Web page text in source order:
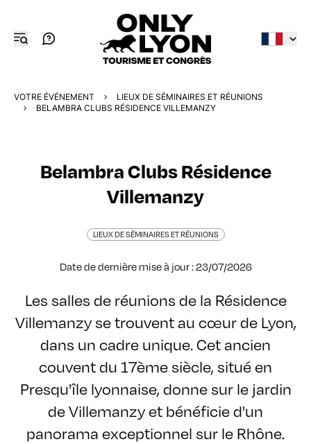
VOTRE ÉVÉNEMENT
LIEUX DE SÉMINAIRES ET RÉUNIONS
BELAMBRA CLUBS RÉSIDENCE VILLEMANZY
Belambra Clubs Résidence
Villemanzy
LIEUX DE SÉMINAIRES ET RÉUNIONS
Date de dernière mise à jour : 23/07/2026
Les salles de réunions de la Résidence
Villemanzy se trouvent au cœur de Lyon,
dans un cadre unique. Cet ancien
couvent du 17ème siècle, situé en
Presqu'île lyonnaise, donne sur le jardin
de Villemanzy et bénéficie d'un
panorama exceptionnel sur le Rhône.